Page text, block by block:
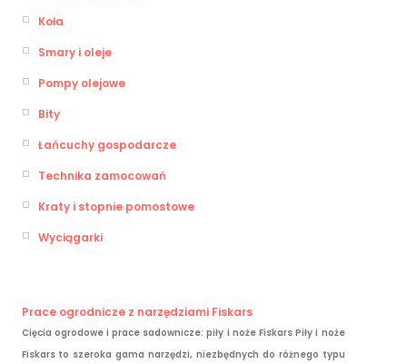
Koła
Smary i oleje
Pompy olejowe
Bity
Łańcuchy gospodarcze
Technika zamocowań
Kraty i stopnie pomostowe
Wyciągarki
Prace ogrodnicze z narzędziami Fiskars
Cięcia ogrodowe i prace sadownicze: piły i noże Fiskars Piły i noże
Fiskars to szeroka gama narzędzi, niezbędnych do różnego typu